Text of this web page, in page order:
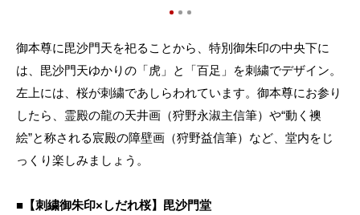
御本尊に毘沙門天を祀ることから、特別御朱印の中央下に
は、毘沙門天ゆかりの「虎」と「百足」を刺繍でデザイン。
左上には、桜が刺繍であしらわれています。御本尊にお参り
したら、霊殿の龍の天井画（狩野永淑主信筆）や“動く襖
絵”と称される宸殿の障壁画（狩野益信筆）など、堂内をじ
っくり楽しみましょう。
■【刺繍御朱印×しだれ桜】毘沙門堂